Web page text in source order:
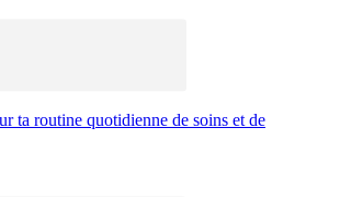
ta routine quotidienne de soins et de